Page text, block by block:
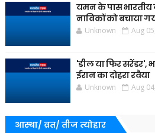
यमन के पास भारतीय
नाविकों को बचाया
Unknown Aug
'डील या फिर सरेंडर',
ईरान का दोहरा रवैया
Unknown Aug
आस्था/ व्रत/ तीज त्‍योहार